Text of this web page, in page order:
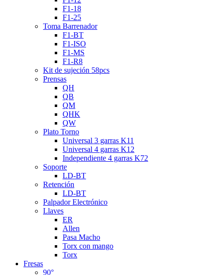
F1-18
F1-25
Toma Barrenador
F1-BT
F1-ISO
F1-MS
F1-R8
Kit de sujeción 58pcs
Prensas
QH
QB
QM
QHK
QW
Plato Torno
Universal 3 garras K11
Universal 4 garras K12
Independiente 4 garras K72
Soporte
LD-BT
Retención
LD-BT
Palpador Electrónico
Llaves
ER
Allen
Pasa Macho
Torx con mango
Torx
Fresas
90°